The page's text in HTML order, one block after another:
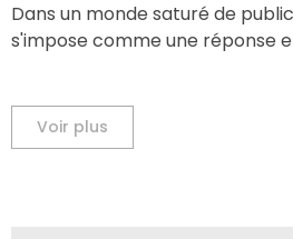
Dans un monde saturé de
s'impose comme une réponse
Voir plus